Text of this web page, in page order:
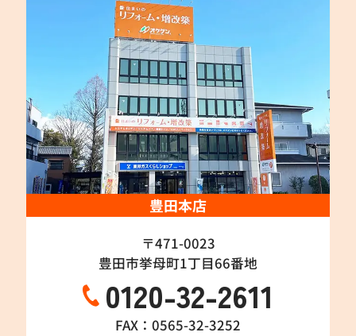
豊田本店
〒471-0023
豊田市挙母町1丁目66番地
0120-32-2611
FAX：0565-32-3252